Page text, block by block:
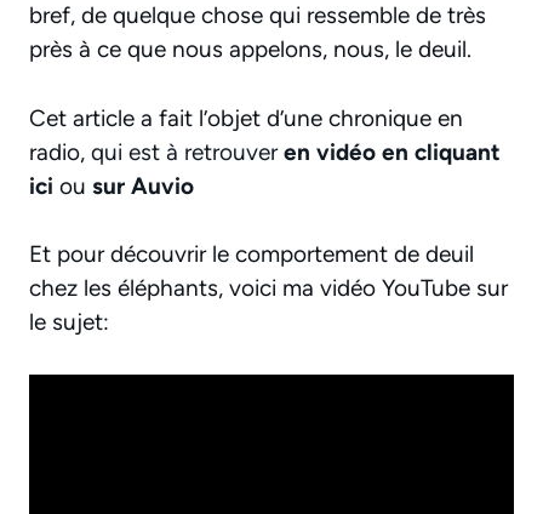
bref, de quelque chose qui ressemble de très
près à ce que nous appelons, nous, le deuil.
Cet article a fait l’objet d’une chronique en
radio, qui est à retrouveren vidéo en cliquant
ici ou sur Auvio
Et pour découvrir le comportement de deuil
chez les éléphants, voici ma vidéo YouTube sur
le sujet: